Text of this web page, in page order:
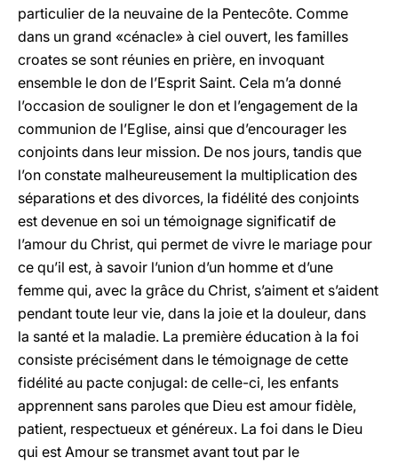
particulier de la neuvaine de la Pentecôte. Comme
dans un grand «cénacle» à ciel ouvert, les familles
croates se sont réunies en prière, en invoquant
ensemble le don de l’Esprit Saint. Cela m’a donné
l’occasion de souligner le don et l’engagement de la
communion de l’Eglise, ainsi que d’encourager les
conjoints dans leur mission. De nos jours, tandis que
l’on constate malheureusement la multiplication des
séparations et des divorces, la fidélité des conjoints
est devenue en soi un témoignage significatif de
l’amour du Christ, qui permet de vivre le mariage pour
ce qu’il est, à savoir l’union d’un homme et d’une
femme qui, avec la grâce du Christ, s’aiment et s’aident
pendant toute leur vie, dans la joie et la douleur, dans
la santé et la maladie. La première éducation à la foi
consiste précisément dans le témoignage de cette
fidélité au pacte conjugal: de celle-ci, les enfants
apprennent sans paroles que Dieu est amour fidèle,
patient, respectueux et généreux. La foi dans le Dieu
qui est Amour se transmet avant tout par le